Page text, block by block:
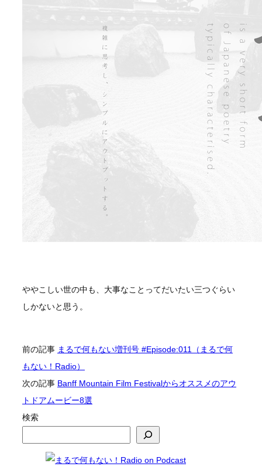
ややこしい世の中も、大事なことってだいたい三つぐらい
しかないと思う。
前の記事 まるで何もない増刊号 #Episode:011（まるで何
もない！Radio）
次の記事 Banff Mountain Film Festivalからオススメのアウ
トドアムービー8選
検索